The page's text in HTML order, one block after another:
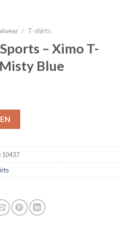
/ T-shirts
– Ximo T-
Blue
10437